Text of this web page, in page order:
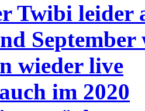
Twibi leider
wieder live
im 2020